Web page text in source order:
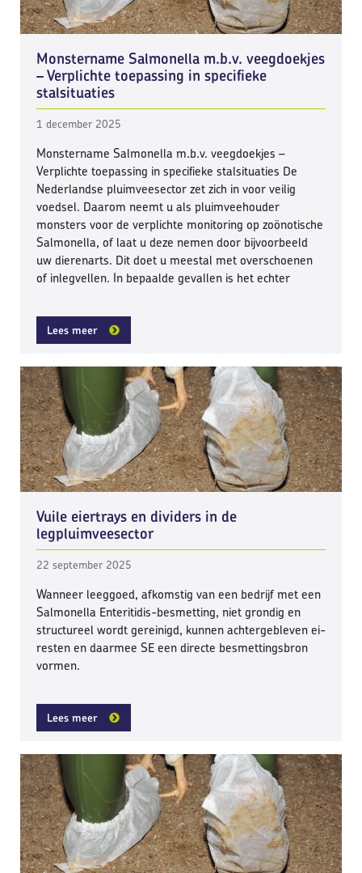
Monstername Salmonella m.b.v. veegdoekjes
– Verplichte toepassing in specifieke
stalsituaties
1 december 2025
Monstername Salmonella m.b.v. veegdoekjes –
Verplichte toepassing in specifieke stalsituaties De
Nederlandse pluimveesector zet zich in voor veilig
voedsel. Daarom neemt u als pluimveehouder
monsters voor de verplichte monitoring op zoönotische
Salmonella, of laat u deze nemen door bijvoorbeeld
uw dierenarts. Dit doet u meestal met overschoenen
of inlegvellen. In bepaalde gevallen is het echter
Lees meer
Vuile eiertrays en dividers in de
legpluimveesector
22 september 2025
Wanneer leeggoed, afkomstig van een bedrijf met een
Salmonella Enteritidis-besmetting, niet grondig en
structureel wordt gereinigd, kunnen achtergebleven ei-
resten en daarmee SE een directe besmettingsbron
vormen.
Lees meer